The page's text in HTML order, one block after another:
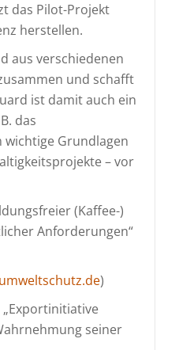
das Pilot-Projekt
herstellen.
aus verschiedenen
und schafft
ist damit auch ein
das
wichtige Grundlagen
– vor
(Kaffee-)
Anforderungen“
)
„Exportinitiative
seiner